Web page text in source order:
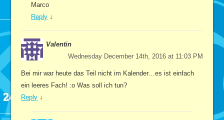
Marco
Reply ↓
Valentin
Wednesday December 14th, 2016 at 11:03 PM
Bei mir war heute das Teil nicht im Kalender…es ist einfach
ein leeres Fach! :o Was soll ich tun?
Reply ↓